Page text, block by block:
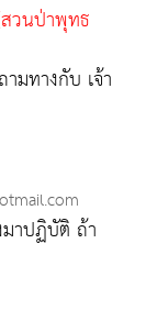
วนป่าพุทธ
มทางกับ เจ้า
มาปฏิบัติ ถ้า